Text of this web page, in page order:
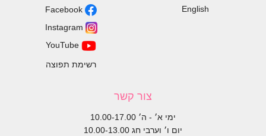
English
רשימת תפוצה
צור קשר
ימי א׳ - ה׳ 10.00-17.00
יום ו׳ וערבי חג 10.00-13.00